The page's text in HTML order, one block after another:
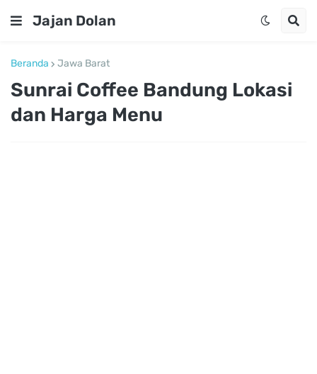
Jajan Dolan
Beranda Jawa Barat
Sunrai Coffee Bandung Lokasi
dan Harga Menu